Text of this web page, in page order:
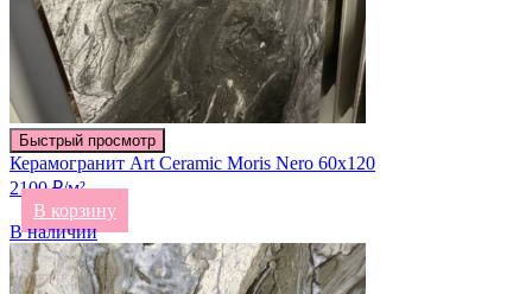
Быстрый просмотр
Керамогранит Art Ceramic Moris Nero 60х120
2100 ₽/м²
В корзину
В наличии